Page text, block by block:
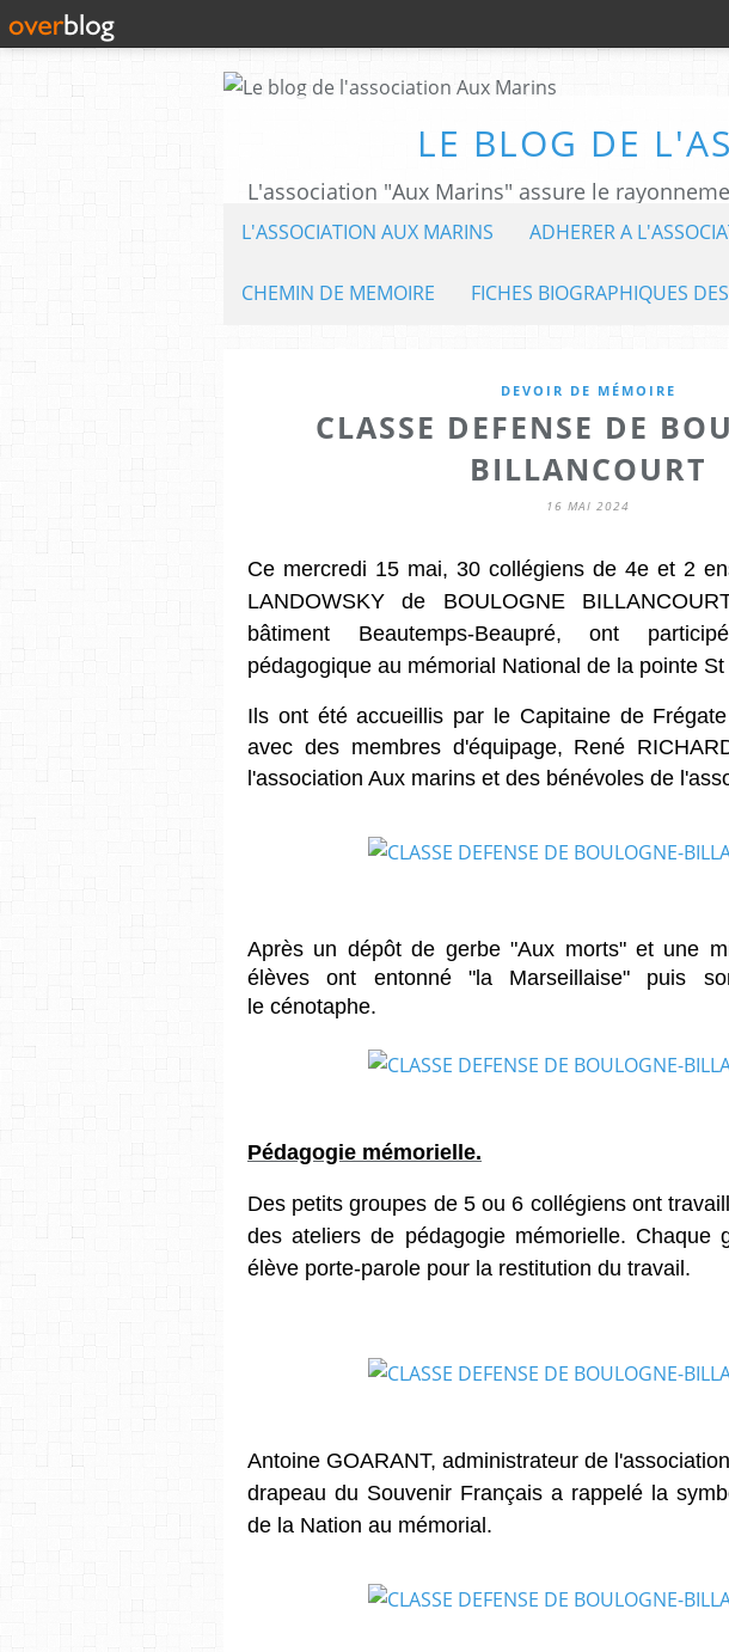
LE BLOG DE
L'ASSOCIATION AUX MARINS ADHERER A
CHEMIN DE MEMOIRE FICHES BIOGRAPHIQUES
DEVOIR DE MÉMOIRE
CLASSE DEFENSE DE
BILLANCOURT
16 MAI 2024
Ce mercredi 15 mai, 30 collégiens de 4e et 2
LANDOWSKY de BOULOGNE
bâtiment Beautemps-Beaupré, ont
pédagogique au mémorial National de la pointe
Ils ont été accueillis par le Capitaine de
avec des membres d'équipage, René
l'association Aux marins et des bénévoles de
Après un dépôt de gerbe "Aux morts" et une
élèves ont entonné "la Marseillaise" puis
le cénotaphe.
Pédagogie mémorielle.
Des petits groupes de 5 ou 6 collégiens ont
des ateliers de pédagogie mémorielle. Chaque
élève porte-parole pour la restitution du travail.
Antoine GOARANT, administrateur de
drapeau du Souvenir Français a rappelé la
de la Nation au mémorial.